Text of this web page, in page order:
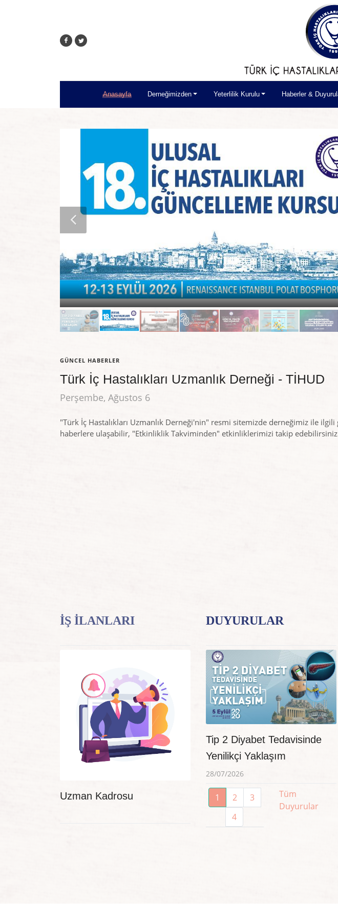
Anasayfa Derneğimizden Yeterlilik Kurulu Haberler &
GÜNCEL HABERLER
Türk İç Hastalıkları Uzmanlık Derneği - TİHUD
Perşembe, Ağustos 6
"Türk İç Hastalıkları Uzmanlık Derneği'nin" resmi sitemizde derneğimiz ile ilgili
haberlere ulaşabilir, "Etkinliklik Takviminden" etkinliklerimizi takip edebilirsiniz.
İŞ İLANLARI
Uzman Kadrosu
DUYURULAR
Tip 2 Diyabet Tedavisinde
Yenilikçi Yaklaşım
28/07/2026
1 2
3
4
Tüm
Duyurular